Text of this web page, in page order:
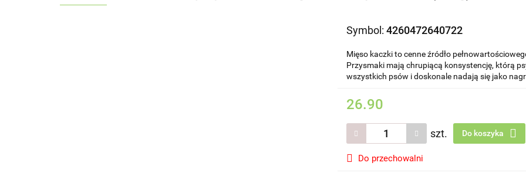
Symbol: 4260472640722
Mięso kaczki to cenne źródło
Przysmaki mają chrupiącą konsystencję, którą
wszystkich psów i doskonale nadają się jako
26.90
szt. Do koszyka
Do przechowalni